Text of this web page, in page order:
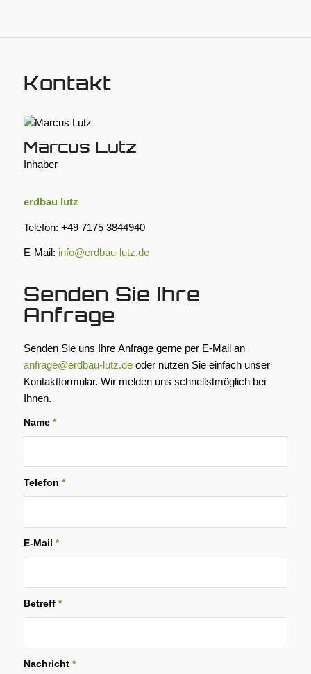
Kontakt
Marcus Lutz
Inhaber
erdbau lutz
Telefon: +49 7175 3844940
E-Mail: info@erdbau-lutz.de
Senden Sie Ihre
Anfrage
Senden Sie uns Ihre Anfrage gerne per E-Mail an
anfrage@erdbau-lutz.deoder nutzen Sie einfach unser
Kontaktformular. Wir melden uns schnellstmöglich bei
Ihnen.
Name *
Telefon *
E-Mail *
Betreff *
Nachricht *